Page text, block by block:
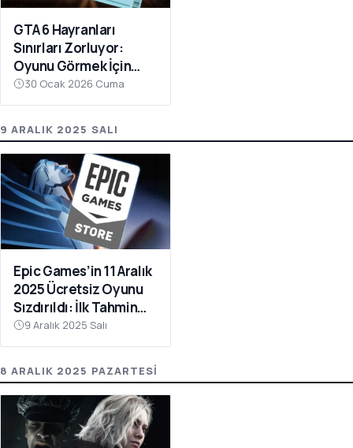
GTA 6 Hayranları
Sınırları Zorluyor:
Oyunu Görmek İçin
Garip Yöntemler
Deneniyor
30 Ocak 2026 Cuma
9 ARALIK 2025 SALI
Epic Games’in 11 Aralık
2025 Ücretsiz Oyunu
Sızdırıldı: İlk Tahmin
Lords of the Fallen
9 Aralık 2025 Salı
8 ARALIK 2025 PAZARTESI